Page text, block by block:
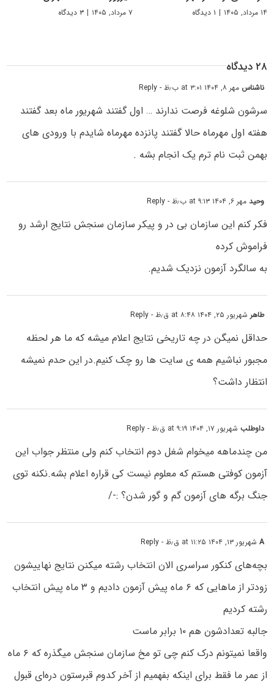
۱۴ مرداد, ۱۴۰۵ | ۱ دیدگاه ۷ مرداد, ۱۴۰۵ | ۳ دیدگاه
۲۸ دیدگاه
ناشناس مهر ۸, ۱۴۰۴ at ۳:۰۱ ب٫ظ - Reply
سرشون شلوغه فرصت ندارند … اول گفتند شهریور ماه بعد گفتند
هفته اول مهرماه حالا گفتند پانزده مهرماه شایدم با ورودی های
بهمن ثبت نام ترم یک انجام بشه .
وحیدمهر ۶, ۱۴۰۴ at ۹:۱۳ ب٫ظ - Reply
فکر کنم این سازمان بی در و پیکر سازمان سنجش نتایج ارشد رو
فراموش کرده
به سالگرد آزمون نزدیک شدیم.
طاهرشهریور ۲۵, ۱۴۰۴ at ۸:۴۸ ق٫ظ - Reply
حداقل نمیگن در چه تاریخی نتایج اعلام میشه که ما هر لحظه
مجبور نباشیم همه ی سایت ها رو چک کنیم.در این حدم نمیشه
انتظار داشت؟
داوطلبشهریور ۱۷, ۱۴۰۴ at ۹:۱۹ ق٫ظ - Reply
من چندماهه میخوام شغل دوم انتخاب کنم ولی منتظر جواب این
آزمون کوفتی هستم که معلوم نیست کی قراره اعلام بشه.نکنه توی
جنگ برگه های آزمون گم و گور شدن؟ :-/
Aشهریور ۱۳, ۱۴۰۴ at ۱۱:۲۵ ق٫ظ - Reply
بچه‌های کنکور سراسری الان انتخاب رشته میکنن نتایج نهاییشون
زودتر از ماهایی که ۶ ماه پیش آزمون دادیم و ۳ ماه پیش انتخاب
رشته کردیم
جالبه تعدادشون هم ۱۰ برابر ماست
واقعا نمیتونم درک کنم چی تو مخ سازمان سنجش میگذره که ۶ ماه
از عمر ما فقط برای اینکه بفهمیم از آخر کدوم قبرستون دره‌ای قبول